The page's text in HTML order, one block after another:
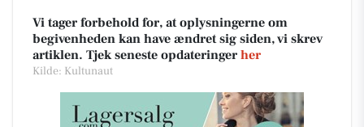
Vi tager forbehold for, at oplysningerne om
begivenheden kan have ændret sig siden, vi skrev
artiklen. Tjek seneste opdateringer her
Kilde: Kultunaut